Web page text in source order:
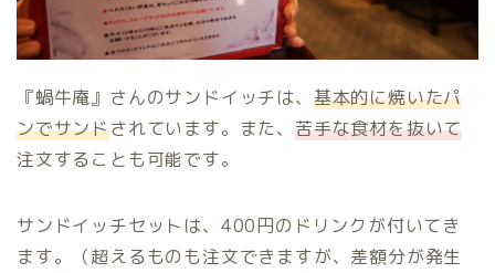
『蝸牛庵』さんのサンドイッチは、 基本的に焼いたパ
ンでサンドされています。また、苦手な食材を抜いて
注文することも可能です。
サンドイッチセットは、400円のドリンクが付いてき
ます。（超えるものも注文できますが、差額分が発生